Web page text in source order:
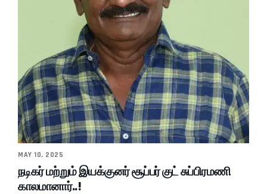
MAY 10, 2025
நடிகர் மற்றும் இயக்குனர் சூப்பர் குட் சுப்பிரமணி
காலமானார்..!